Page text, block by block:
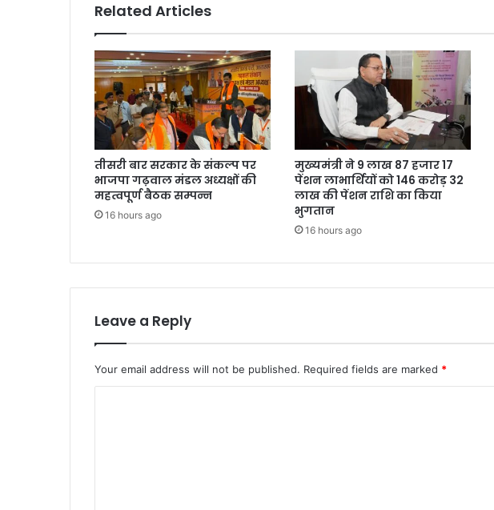
Related Articles
तीसरी बार सरकार के संकल्प पर
भाजपा गढ़वाल मंडल अध्यक्षों की
महत्वपूर्ण बैठक सम्पन्न
16 hours ago
मुख्यमंत्री ने 9 लाख 87 हजार 17
पेंशन लाभार्थियों को 146 करोड़ 32
लाख की पेंशन राशि का किया
भुगतान
16 hours ago
Leave a Reply
Your email address will not be published. Required fields are marked *